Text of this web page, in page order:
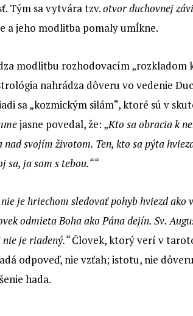
Tým sa vytvára tzv.otvor duchovnej
a jeho modlitba pomaly umĺkne.
modlitbu rozhodovacím „rozkladom
nahrádza dôveru vo vedenie
sa „kozmickým silám“, ktoré sú v
jasne povedal, že: „Kto sa obracia k
nad svojím životom. Ten, kto sa pýta
sa, ja som s tebou.““
je hriechom sledovať pohyb hviezd ako
odmieta Boha ako Pána dejín. Sv.
je riadený.“Človek, ktorý verí v
odpoveď, nie vzťah; istotu, nie
hada.